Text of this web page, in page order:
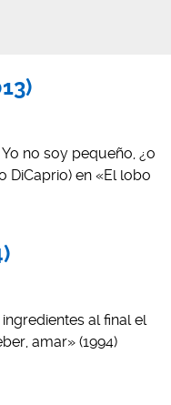
no soy pequeño, ¿o
DiCaprio) en «El lobo
al final el
amar» (1994)